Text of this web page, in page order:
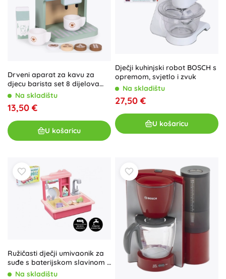
Drveni aparat za kavu za
djecu barista set 8 dijelova
ecotoys
Na skladištu
13,50 €
U košaricu
Dječji kuhinjski robot BOSCH s
opremom, svjetlo i zvuk
Na skladištu
27,50 €
U košaricu
Ružičasti dječji umivaonik za
suđe s baterijskom slavinom i
dodacima
Na skladištu